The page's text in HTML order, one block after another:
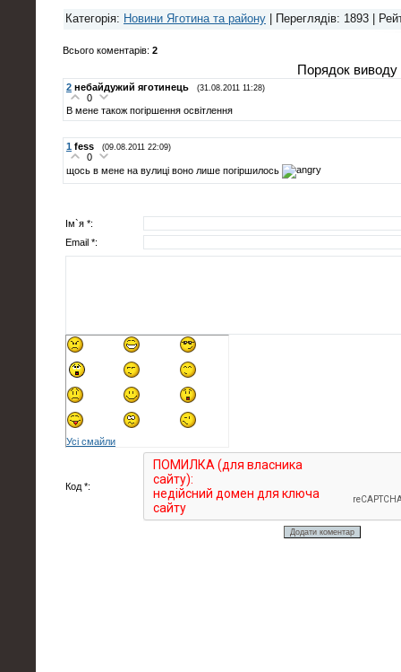
Категорія: Новини Яготина та району Переглядів: 1893 |
Всього коментарів: 2
Порядок виводу
2 небайдужий яготинець (31.08.2011 11:28)
0
В мене також погіршення освітлення
1 fess (09.08.2011 22:09)
0
щось в мене на вулиці воно лише погіршилось
Ім`я *:
Email *:
Усі смайли
Код *: